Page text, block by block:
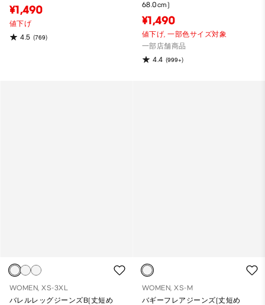
¥1,490
値下げ
4.5 (769)
68.0cm)
¥1,490
値下げ,一部色サイズ対象
一部店舗商品
4.4 (999+)
WOMEN, XS-3XL
バレルレッグジーンズB(丈短め
WOMEN, XS-M
バギーフレアジーンズ(丈短め